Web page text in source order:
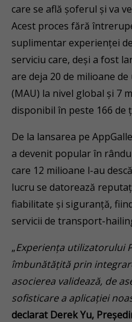
care se află șoferul și va
Acest proces fără
suplimentar experienței
serviciu care, deși a fost
are deja 20 de milioane
(MAU) la nivel global și 7
disponibil în peste 166 de
De la lansarea pe
a devenit popular în
care 12 milioane l-au
lucru se datorează
fiabilitate și siguranță,
servicii de transport-
„Experiența utilizatorului
îmbunătățită prin
asocierea validează, de
sofisticare a aplicației
declarat Derek Yu,